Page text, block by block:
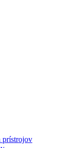
prístrojov